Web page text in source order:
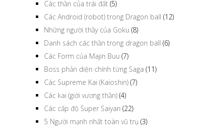
Các thần của trái đất (5)
Các Android (robot) trong Dragon ball (12)
Những người thầy của Goku (8)
Danh sách các thần trong dragon ball (6)
Các Form của Majin Buu (7)
Boss phản diện chính từng Saga (11)
Các Supreme Kai (Kaioshin) (7)
Các kai (giới vương thần) (4)
Các cấp độ Super Saiyan (22)
5 Người mạnh nhất toàn vũ trụ (3)